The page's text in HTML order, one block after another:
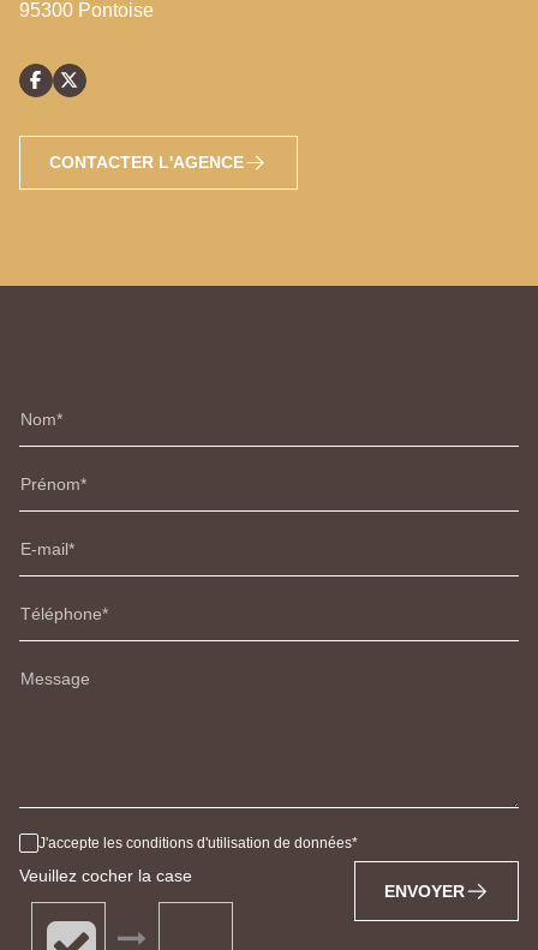
95300 Pontoise
CONTACTER L'AGENCE
Nom
Prénom
E-mail
Téléphone
Message
J'accepte les conditions d'utilisation de données
Veuillez cocher la case
ENVOYER